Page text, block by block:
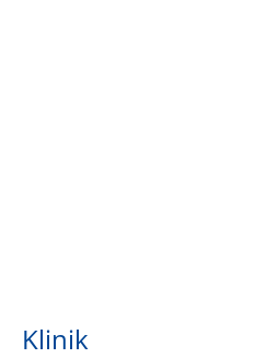
Klinik